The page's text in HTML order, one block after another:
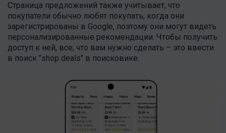
Страница предложений также учитывает, что
покупатели обычно любят покупать, когда они
зарегистрированы в Google, поэтому они могут видеть
персонализированные рекомендации. Чтобы получить
доступ к ней, все, что вам нужно сделать – это ввести
в поиск "shop deals" в поисковике.